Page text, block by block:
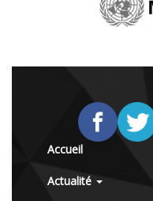
Accueil
Actualité